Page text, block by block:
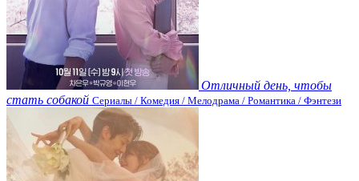
Отличный день, чтобы
стать собакой Сериалы / Комедия / Мелодрама / Романтика / Фэнтези